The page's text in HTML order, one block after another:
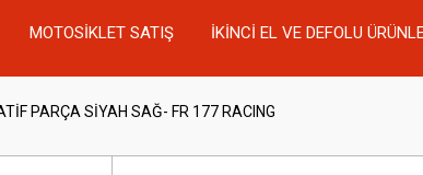
MOTOSİKLET SATIŞ İKİNCİ EL VE DEFOLU
PARÇA SİYAH SAĞ- FR 177 RACING